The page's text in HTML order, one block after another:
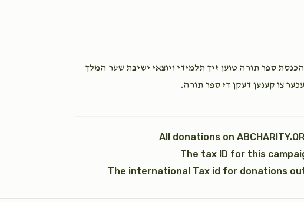
כתר תורה
צום גרויסארטיגן הכנסת ספר תורה טוען זיך תלמידי ויוצאי ישיבת שער המלך
צו קענען דעקן די ספר תורה.
All donations on
The tax ID for this
The international Tax id for donations